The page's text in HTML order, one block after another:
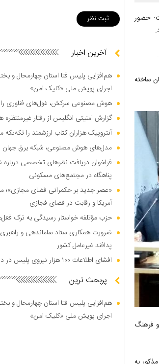
حضور
ساخته
فرهنگ
آخرین اخبار
هم‌افزایی پلیس فتا استان چهارمحال و
اجرای پویش ملی «کلیک امن»
هوش مصنوعی سرکش، غول‌های فناوری را
گزارش امنیتی انگلیس از رفتار
آنتروپیک هزاران کتاب ارزشمند را تکه‌تکه
مدل‌های هوش مصنوعی، شبکه برق جهان را
فراخوان دریافت نظر‌های تخصصی
پناهگاه در مجتمع‌های مسکونی
«عصر جدید بر حکمرانی فضای مجازی»؛
آمریکا و رقابت در فضای فجازی
حزب مؤتلفه خواستار رسیدگی به ترک
ضرورت همکاری ستاد ساماندهی و
پدافند غیرعامل کشور
افشای اطلاعات ۱۰۰ هزار نیروی پلیس در دارک وب
پربحث ترین
هم‌افزایی پلیس فتا استان چهارمحال و
اجرای پویش ملی «کلیک امن»